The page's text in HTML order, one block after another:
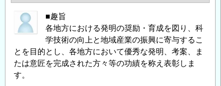
者
賞
（ジ
ン
ア
シ
■趣旨
各地方における発明の奨励・育成を図り、科
学技術の向上と地域産業の振興に寄与するこ
とを目的とし、各地方において優秀な発明、考案、ま
たは意匠を完成された方々等の功績を称え表彰しま
す。